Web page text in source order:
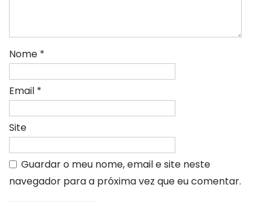
Nome *
Email *
Site
Guardar o meu nome, email e site neste
navegador para a próxima vez que eu comentar.